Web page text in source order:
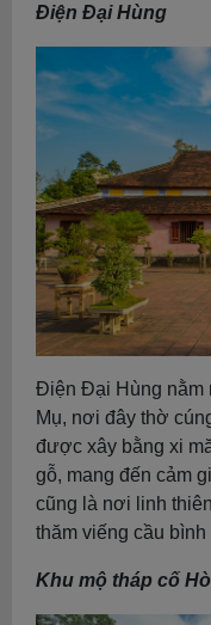
Điện Đại Hùng
Điện Đại Hùng nằm
Mụ, nơi đây thờ
được xây bằng xi
gỗ, mang đến cảm
cũng là nơi linh
thăm viếng cầu bình
Khu mộ tháp cố